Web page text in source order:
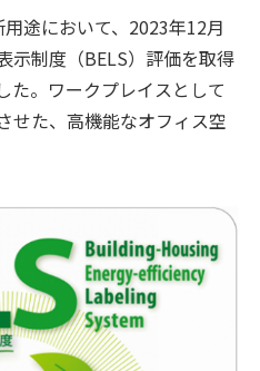
途において、2023年12月
示制度（BELS）評価を取得
た。ワークプレイスとして
せた、高機能なオフィス空